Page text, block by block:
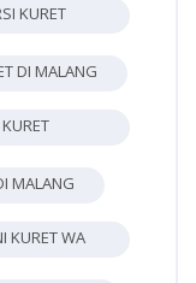
KURET
DI MALANG
MALANG
KURET WA